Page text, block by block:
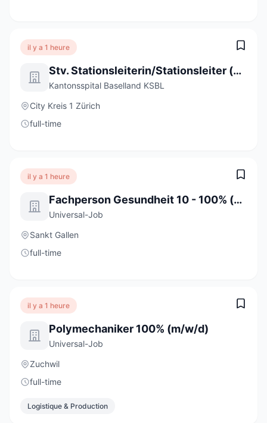
il y a 1 heure
Stv. Stationsleiterin/Stationsleiter (a) 80-100%
Kantonsspital Baselland KSBL
City Kreis 1 Zürich
full-time
il y a 1 heure
Fachperson Gesundheit 10 - 100% (m/w/d)
Universal-Job
Sankt Gallen
full-time
il y a 1 heure
Polymechaniker 100% (m/w/d)
Universal-Job
Zuchwil
full-time
Logistique & Production